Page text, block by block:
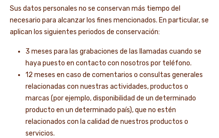
Sus datos personales no se conservan más tiempo del
necesario para alcanzar los fines mencionados. En particular, se
aplican los siguientes periodos de conservación:
3 meses para las grabaciones de las llamadas cuando se
haya puesto en contacto con nosotros por teléfono.
12 meses en caso de comentarios o consultas generales
relacionadas con nuestras actividades, productos o
marcas (por ejemplo, disponibilidad de un determinado
producto en un determinado país), que no estén
relacionados con la calidad de nuestros productos o
servicios.